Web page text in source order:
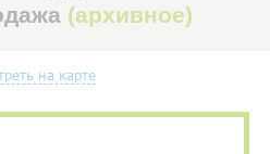
(архивное)
на карте